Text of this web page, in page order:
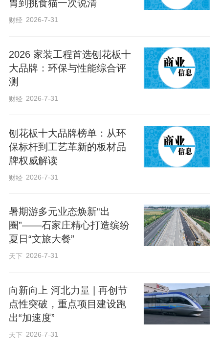
从陕北小村庄的村支书到党和国家的最高
领导人，从人民中走来的习近平始终心怀
员。
“党中央制定的政策好不好，要看乡亲们是
哭还是笑”“共产党就是为人民服务的，就是
深烙在习近平总书记治国理政的思想和实
践中。
习近平总书记以对党、对国家、对人民毫
无保留的赤子之心，为千千万万个家庭的
幸福美满不懈奋斗，引领14亿多中国人民
编辑：贾扬阳
来源：央视新闻客户端
胃到挑食猫一次说清
财经 2026-7-31
2026 家装工程首选刨花板十
大品牌：环保与性能综合评
测
财经 2026-7-31
刨花板十大品牌榜单：从环
保标杆到工艺革新的板材品
牌权威解读
财经 2026-7-31
暑期游多元业态焕新“出
圈”——石家庄精心打造缤纷
夏日“文旅大餐”
天下 2026-7-31
向新向上 河北力量 | 再创节
点性突破，重点项目建设跑
出“加速度”
天下 2026-7-31